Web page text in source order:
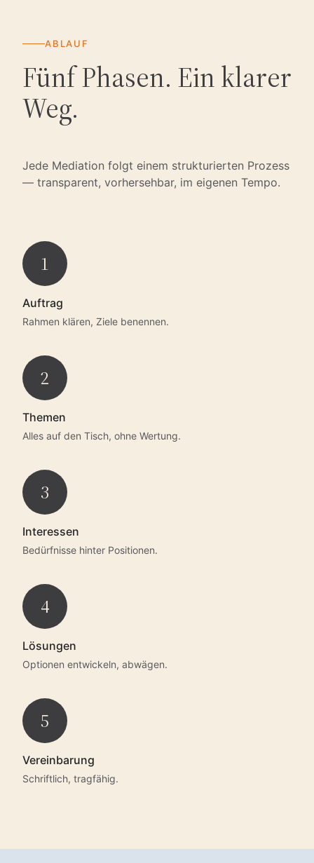
ABLAUF
Fünf Phasen. Ein klarer
Weg.
Jede Mediation folgt einem strukturierten Prozess
— transparent, vorhersehbar, im eigenen Tempo.
1
Auftrag
Rahmen klären, Ziele benennen.
2
Themen
Alles auf den Tisch, ohne Wertung.
3
Interessen
Bedürfnisse hinter Positionen.
4
Lösungen
Optionen entwickeln, abwägen.
5
Vereinbarung
Schriftlich, tragfähig.